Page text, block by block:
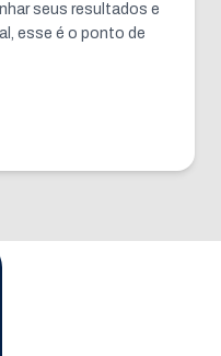
seus resultados e
esse é o ponto de